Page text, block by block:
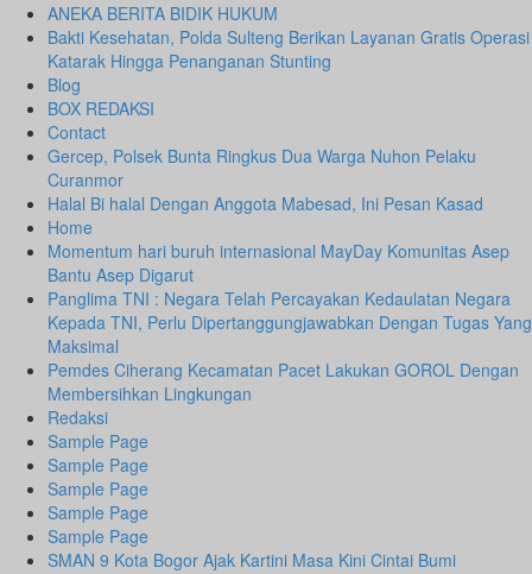
ANEKA BERITA BIDIK HUKUM
Bakti Kesehatan, Polda Sulteng Berikan Layanan Gratis Operasi
Katarak Hingga Penanganan Stunting
Blog
BOX REDAKSI
Contact
Gercep, Polsek Bunta Ringkus Dua Warga Nuhon Pelaku
Curanmor
Halal Bi halal Dengan Anggota Mabesad, Ini Pesan Kasad
Home
Momentum hari buruh internasional MayDay Komunitas Asep
Bantu Asep Digarut
Panglima TNI : Negara Telah Percayakan Kedaulatan Negara
Kepada TNI, Perlu Dipertanggungjawabkan Dengan Tugas Yang
Maksimal
Pemdes Ciherang Kecamatan Pacet Lakukan GOROL Dengan
Membersihkan Lingkungan
Redaksi
Sample Page
Sample Page
Sample Page
Sample Page
Sample Page
SMAN 9 Kota Bogor Ajak Kartini Masa Kini Cintai Bumi